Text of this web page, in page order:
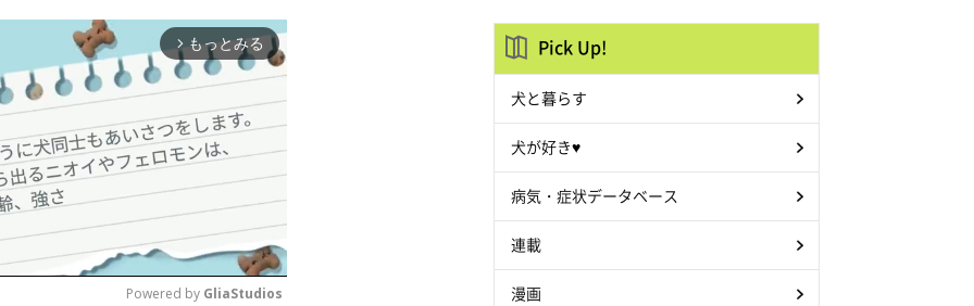
arrow_forward_ios もっとみる
Powered by GliaStudios
Pick Up!
犬と暮らす
犬が好き♥
病気・症状データベース
連載
漫画